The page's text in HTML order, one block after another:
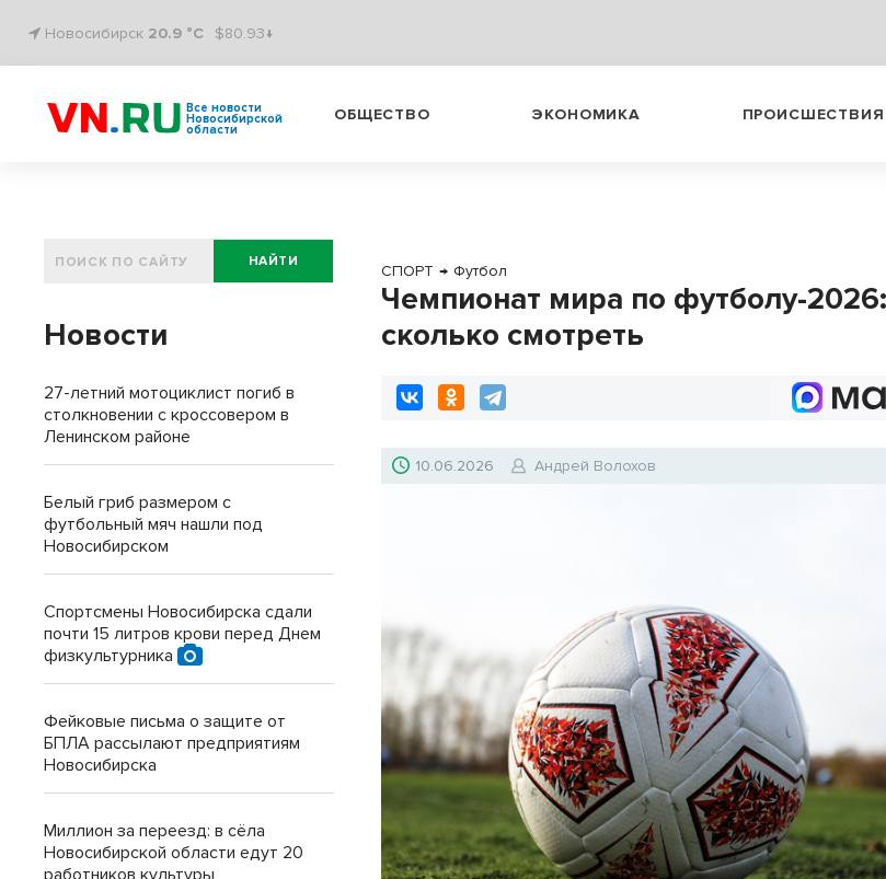
Новосибирск 20.9 °C $80.93↓
Все новости
Новосибирской
области
ОБЩЕСТВО ЭКОНОМИКА ПРОИСШЕСТВИЯ
СПОРТ → Футбол
Чемпионат мира по футболу-
сколько смотреть
10.06.2026 Андрей Волохов
НАЙТИ
Новости
27-летний мотоциклист погиб в
столкновении с кроссовером в
Ленинском районе
Белый гриб размером с
футбольный мяч нашли под
Новосибирском
Спортсмены Новосибирска сдали
почти 15 литров крови перед Днем
физкультурника
Фейковые письма о защите от
БПЛА рассылают предприятиям
Новосибирска
Миллион за переезд: в сёла
Новосибирской области едут 20
работников культуры